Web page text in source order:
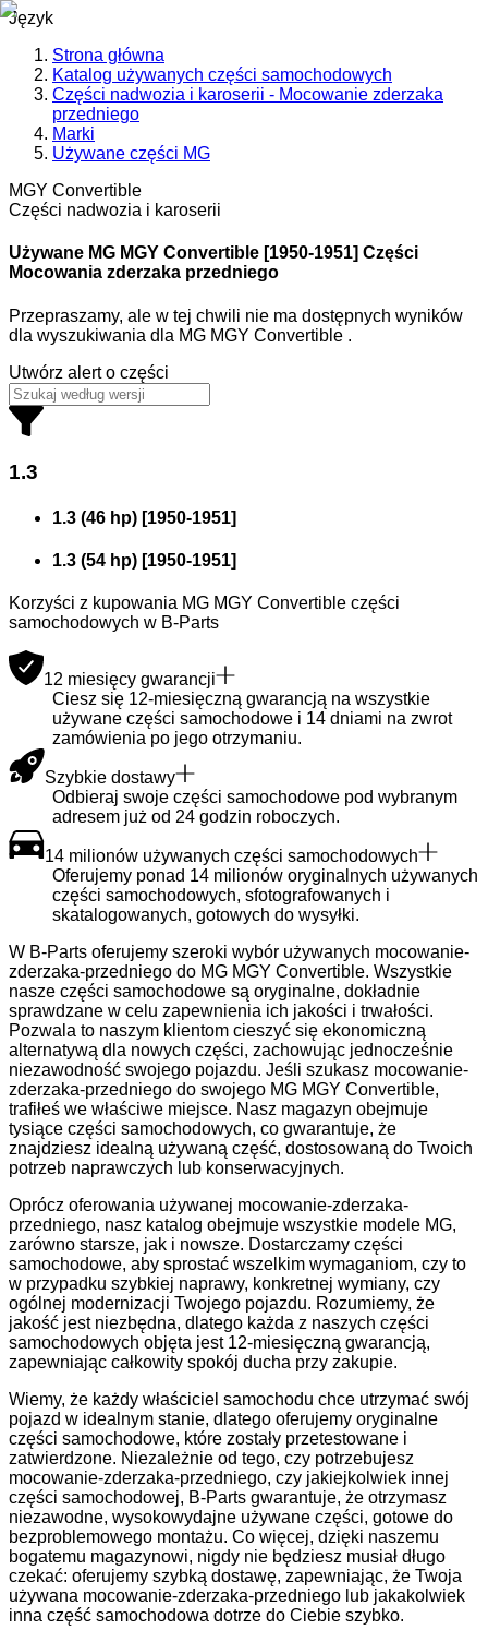
Język
Strona główna
Katalog używanych części samochodowych
Części nadwozia i karoserii - Mocowanie zderzaka
przedniego
Marki
Używane części MG
MGY Convertible
Części nadwozia i karoserii
Używane MG MGY Convertible [1950-1951] Części
Mocowania zderzaka przedniego
Przepraszamy, ale w tej chwili nie ma dostępnych wyników
dla wyszukiwania dla MG MGY Convertible .
Utwórz alert o części
1.3
1.3 (46 hp) [1950-1951]
1.3 (54 hp) [1950-1951]
Korzyści z kupowania MG MGY Convertible części
samochodowych w B-Parts
12 miesięcy gwarancji
Ciesz się 12-miesięczną gwarancją na wszystkie
używane części samochodowe i 14 dniami na zwrot
zamówienia po jego otrzymaniu.
Szybkie dostawy
Odbieraj swoje części samochodowe pod wybranym
adresem już od 24 godzin roboczych.
14 milionów używanych części samochodowych
Oferujemy ponad 14 milionów oryginalnych używanych
części samochodowych, sfotografowanych i
skatalogowanych, gotowych do wysyłki.
W B-Parts oferujemy szeroki wybór używanych mocowanie-
zderzaka-przedniego do MG MGY Convertible. Wszystkie
nasze części samochodowe są oryginalne, dokładnie
sprawdzane w celu zapewnienia ich jakości i trwałości.
Pozwala to naszym klientom cieszyć się ekonomiczną
alternatywą dla nowych części, zachowując jednocześnie
niezawodność swojego pojazdu. Jeśli szukasz mocowanie-
zderzaka-przedniego do swojego MG MGY Convertible,
trafiłeś we właściwe miejsce. Nasz magazyn obejmuje
tysiące części samochodowych, co gwarantuje, że
znajdziesz idealną używaną część, dostosowaną do Twoich
potrzeb naprawczych lub konserwacyjnych.
Oprócz oferowania używanej mocowanie-zderzaka-
przedniego, nasz katalog obejmuje wszystkie modele MG,
zarówno starsze, jak i nowsze. Dostarczamy części
samochodowe, aby sprostać wszelkim wymaganiom, czy to
w przypadku szybkiej naprawy, konkretnej wymiany, czy
ogólnej modernizacji Twojego pojazdu. Rozumiemy, że
jakość jest niezbędna, dlatego każda z naszych części
samochodowych objęta jest 12-miesięczną gwarancją,
zapewniając całkowity spokój ducha przy zakupie.
Wiemy, że każdy właściciel samochodu chce utrzymać swój
pojazd w idealnym stanie, dlatego oferujemy oryginalne
części samochodowe, które zostały przetestowane i
zatwierdzone. Niezależnie od tego, czy potrzebujesz
mocowanie-zderzaka-przedniego, czy jakiejkolwiek innej
części samochodowej, B-Parts gwarantuje, że otrzymasz
niezawodne, wysokowydajne używane części, gotowe do
bezproblemowego montażu. Co więcej, dzięki naszemu
bogatemu magazynowi, nigdy nie będziesz musiał długo
czekać: oferujemy szybką dostawę, zapewniając, że Twoja
używana mocowanie-zderzaka-przedniego lub jakakolwiek
inna część samochodowa dotrze do Ciebie szybko.